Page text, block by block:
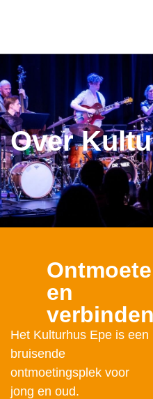
Over
en
verbinden
Het Kulturhus Epe is een
bruisende
ontmoetingsplek voor
jong en oud.